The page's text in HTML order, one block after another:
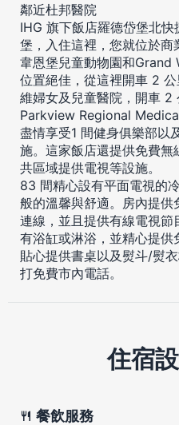
鄰近杜邦醫院
IHG 旗下飯店羅德岱堡北
堡，入住這裡，您就位於
韋恩堡兒童動物園和Grand
位置絕佳，從這裡開車 2
維婦女及兒童醫院，開車 2
Parkview Regional
盡情享受1 間健身俱樂部以
施。這家飯店還提供免費
共區域提供電視等設施。
83 間精心設有平面電視的
般的溫馨與舒適。房內提
連線，並且提供有線電視
有浴缸或淋浴，並精心提供
貼心提供書桌以及熨斗/熨
打免費市內電話。
住宿
餐飲服務